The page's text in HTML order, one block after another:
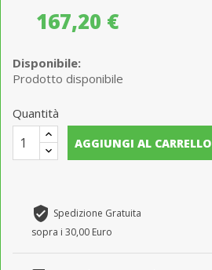
167,20 €
Disponibile:
Prodotto disponibile
Quantità
AGGIUNGI AL CARRELLO
verified_user Spedizione Gratuita
sopra i 30,00 Euro